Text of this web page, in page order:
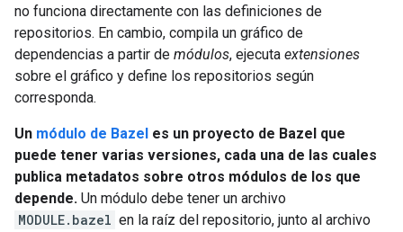
no funciona directamente con las definiciones de
repositorios. En cambio, compila un gráfico de
dependencias a partir de módulos, ejecuta extensiones
sobre el gráfico y define los repositorios según
corresponda.
Un módulo de Bazel es un proyecto de Bazel que
puede tener varias versiones, cada una de las cuales
publica metadatos sobre otros módulos de los que
depende. Un módulo debe tener un archivo
MODULE.bazel en la raíz del repositorio, junto al archivo